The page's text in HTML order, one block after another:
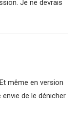
Je ne devrais
même en version
de le dénicher